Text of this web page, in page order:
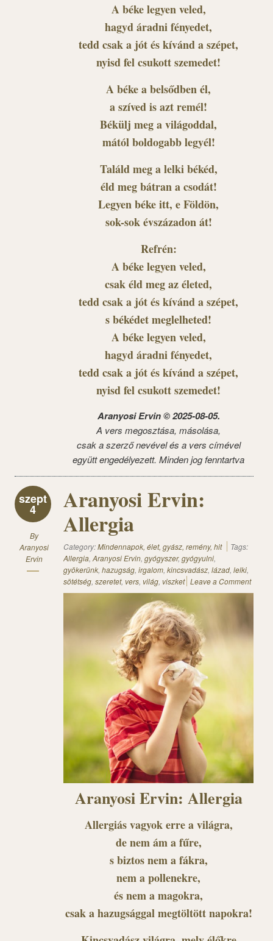
A béke legyen veled,
hagyd áradni fényedet,
tedd csak a jót és kívánd a szépet,
nyisd fel csukott szemedet!
A béke a belsődben él,
a szíved is azt remél!
Békülj meg a világoddal,
mától boldogabb legyél!
Találd meg a lelki békéd,
éld meg bátran a csodát!
Legyen béke itt, e Földön,
sok-sok évszázadon át!
Refrén:
A béke legyen veled,
csak éld meg az életed,
tedd csak a jót és kívánd a szépet,
s békédet meglelheted!
A béke legyen veled,
hagyd áradni fényedet,
tedd csak a jót és kívánd a szépet,
nyisd fel csukott szemedet!
Aranyosi Ervin © 2025-08-05.
A vers megosztása, másolása,
csak a szerző nevével és a vers címével
együtt engedélyezett. Minden jog fenntartva
szept
4
By
Aranyosi
Ervin
Aranyosi Ervin:
Allergia
Category:Mindennapok, élet, gyász, remény, hit
Tags:
Allergia, Aranyosi Ervin, gyógyszer, gyógyulni,
gyökerünk, hazugság, irgalom, kincsvadász, lázad, lelki,
sötétség, szeretet, vers, világ, viszket Leave a Comment
Aranyosi Ervin: Allergia
Allergiás vagyok erre a világra,
de nem ám a fűre,
s biztos nem a fákra,
nem a pollenekre,
és nem a magokra,
csak a hazugsággal megtöltött napokra!